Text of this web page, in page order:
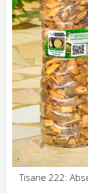
Tisane 222: